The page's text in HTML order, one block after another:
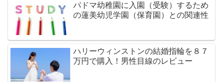
パドマ幼稚園に入園（受験）するため
の蓮美幼児学園（保育園）との関連性
ハリーウィンストンの結婚指輪を８７
万円で購入！男性目線のレビュー